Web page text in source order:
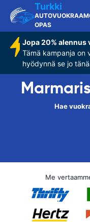
Turkki
OPAS
Jopa 20%
Tämä kampanja on
hyödynnä se jo
Hae
Me